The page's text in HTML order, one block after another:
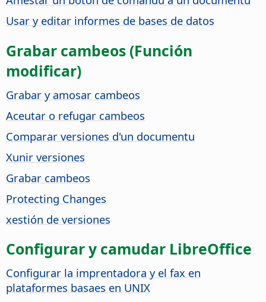
Usar y editar informes de bases de datos
Grabar cambeos (Función
modificar)
Grabar y amosar cambeos
Aceutar o refugar cambeos
Comparar versiones d'un documentu
Xunir versiones
Grabar cambeos
Protecting Changes
xestión de versiones
Configurar y camudar LibreOffice
Configurar la imprentadora y el fax en
plataformes basaes en UNIX